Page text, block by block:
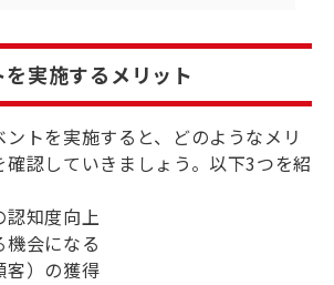
実施するメリット
ントを実施すると、どのようなメリ
確認していきましょう。以下3つを紹
認知度向上
会になる
客）の獲得